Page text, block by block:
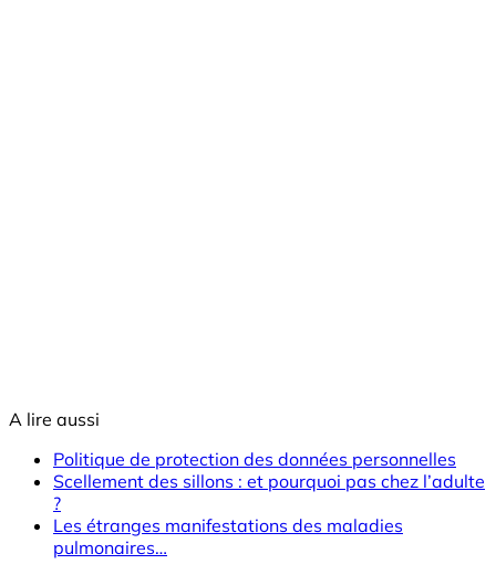
A lire aussi
Politique de protection des données personnelles
Scellement des sillons : et pourquoi pas chez l’adulte
?
Les étranges manifestations des maladies
pulmonaires…